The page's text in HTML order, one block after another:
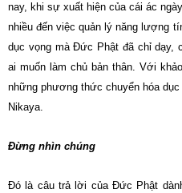
nay, khi sự xuất hiện của cái ác
nhiều đến việc quản lý năng lượng
dục vọng mà Đức Phật đã chỉ dạy,
ai muốn làm chủ bản thân. Với
những phương thức chuyển hóa
Nikaya.
Đừng nhìn chúng
Đó là câu trả lời của Đức Phật